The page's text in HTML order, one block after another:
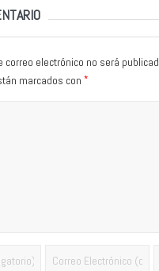
correo electrónico no será
marcados con *